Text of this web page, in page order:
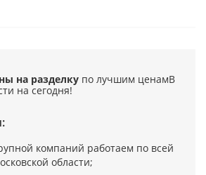
на разделку по лучшим ценамВ
на сегодня!
компаний работаем по всей
области;